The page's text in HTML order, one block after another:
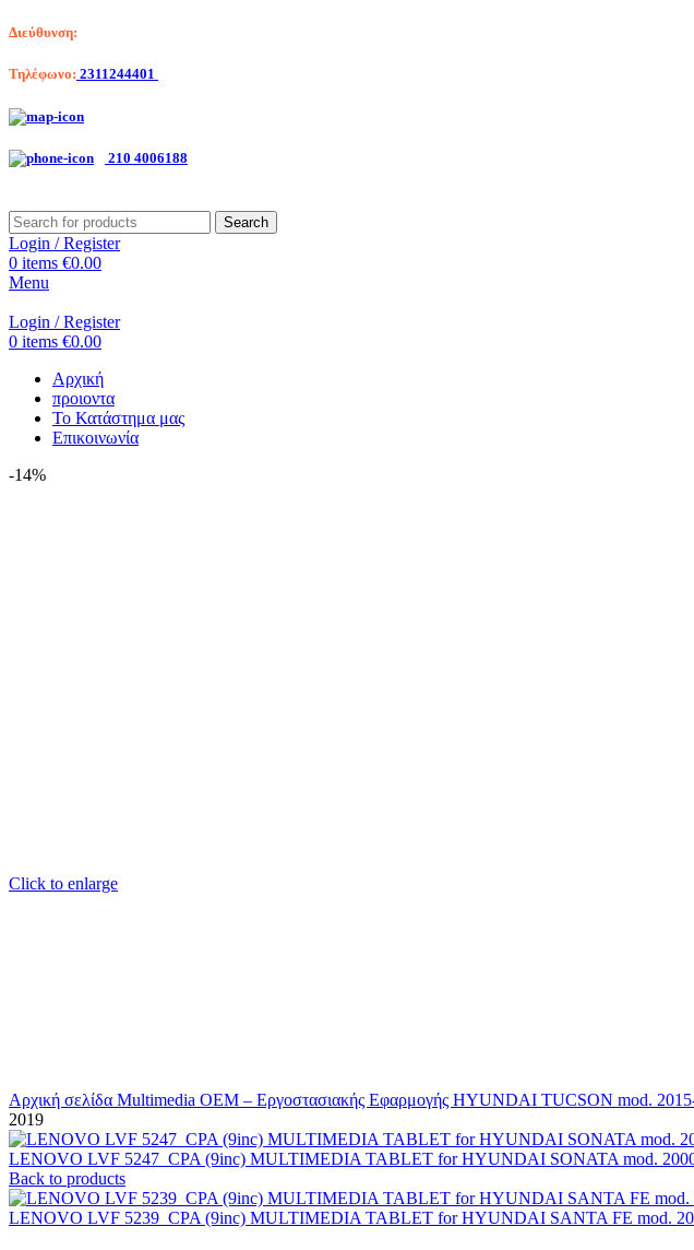
Διεύθυνση:
Τηλέφωνο: 2311244401
210 4006188
Search
Login / Register
0 items €0.00
Menu
Login / Register
0 items €0.00
Αρχική
προιοντα
Το Κατάστημα μας
Επικοινωνία
-14%
Click to enlarge
Αρχική σελίδα Multimedia OEM – Εργοστασιακής Εφαρμογής HYUNDAI TUCSON mod.
2019
LENOVO LVF 5247_CPA (9inc) MULTIMEDIA TABLET for HYUNDAI SONATA mod.
Back to products
LENOVO LVF 5239_CPA (9inc) MULTIMEDIA TABLET for HYUNDAI SANTA FE mod.